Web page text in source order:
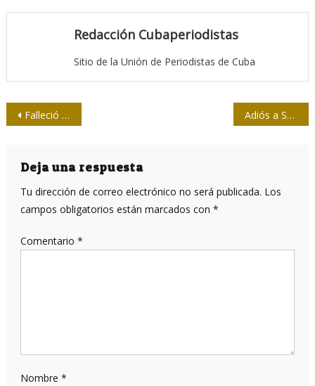
Redacción Cubaperiodistas
Sitio de la Unión de Periodistas de Cuba
Navegación
entradas
Falleció nuestro colega Alberto Rodríguez Fernández Adiós a Santiago Cardosa Arias, Premio Nacional de Periodismo “José Martí”
Deja una respuesta
Tu dirección de correo electrónico no será publicada. Los
campos obligatorios están marcados con *
Comentario *
Nombre *